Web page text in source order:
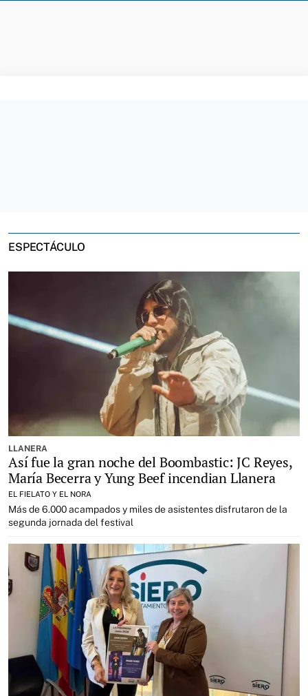
ESPECTÁCULO
LLANERA
Así fue la gran noche del Boombastic: JC Reyes,
María Becerra y Yung Beef incendian Llanera
EL FIELATO Y EL NORA
Más de 6.000 acampados y miles de asistentes disfrutaron de la
segunda jornada del festival